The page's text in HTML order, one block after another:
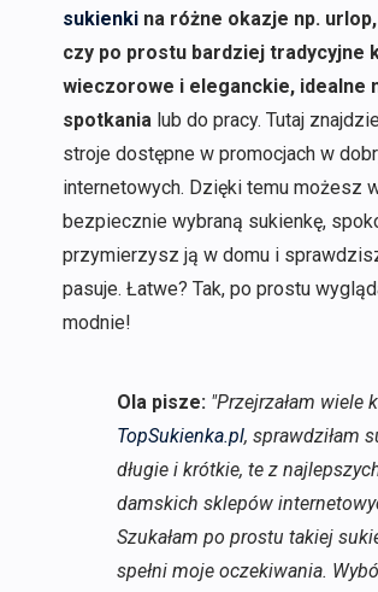
sukienkina różne okazje np.
czy po prostu bardziej tradycyjne
wieczorowe i eleganckie, idealne
spotkanialub do pracy. Tutaj
stroje dostępne w promocjach w
internetowych. Dzięki temu możesz
bezpiecznie wybraną sukienkę,
przymierzysz ją w domu i
pasuje. Łatwe? Tak, po prostu
modnie!
Ola pisze: "Przejrzałam wiele
TopSukienka.pl, sprawdziłam
długie i krótkie, te z
damskich sklepów
Szukałam po prostu takiej
spełni moje oczekiwania.